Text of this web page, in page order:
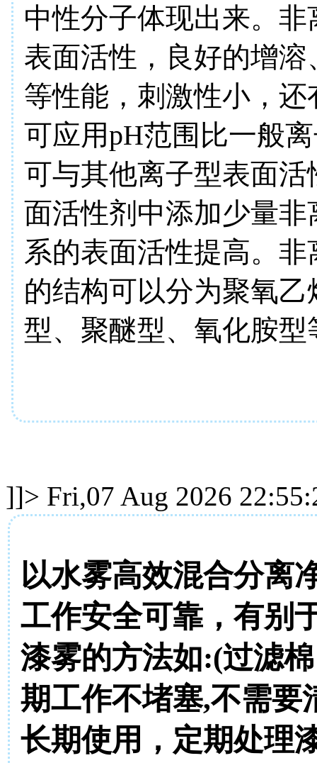
中性分子体现出来。
表面活性，良好的增
等性能，刺激性小，
可应用pH范围比一般
可与其他离子型表面
面活性剂中添加少量
系的表面活性提高。
的结构可以分为聚氧
型、聚醚型、氧化胺
]]> Fri,07 Aug 2026
以水雾高效混合分离
工作安全可靠，有别
漆雾的方法如:(过滤
期工作不堵塞,不需要
长期使用，定期处理